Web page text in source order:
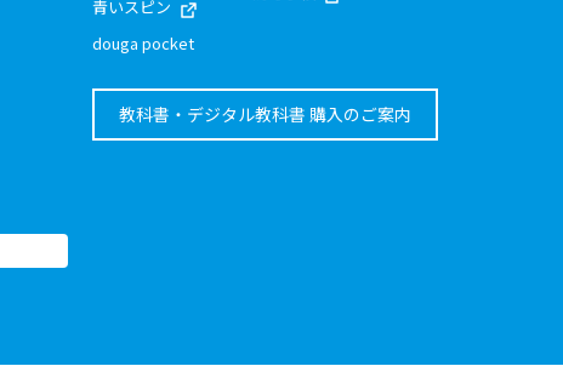
青いスピン
douga pocket
教科書・デジタル教科書 購入のご案内